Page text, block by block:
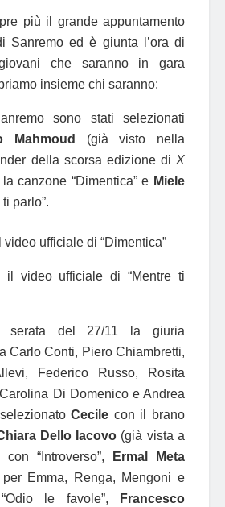
più il grande appuntamento
Sanremo ed è giunta l’ora di
che saranno in gara
insieme chi saranno:
sono stati selezionati
Mahmoud
(già visto nella
della scorsa edizione di X
canzone “Dimentica” e Miele
parlo”.
video ufficiale di “Dimentica”
il video ufficiale di “Mentre ti
serata del 27/11 la giuria
Carlo Conti, Piero Chiambretti,
Federico Russo, Rosita
Di Domenico e Andrea
Cecile con il brano
Dello Iacovo (già vista a
con “Introverso”,
Ermal Meta
Emma, Renga, Mengoni e
le favole”,
Francesco